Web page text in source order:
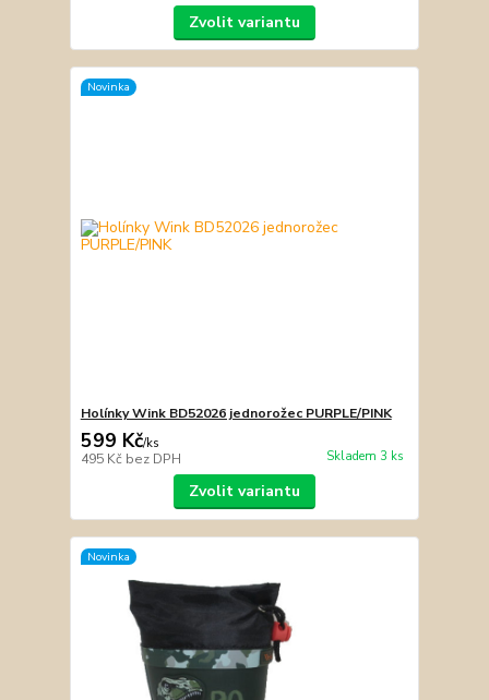
Zvolit variantu
Novinka
Holínky Wink BD52026 jednorožec PURPLE/PINK
599 Kč/ks
495 Kč bez DPH Skladem 3 ks
Zvolit variantu
Novinka